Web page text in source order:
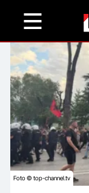
content
Foto © top-channel.tv